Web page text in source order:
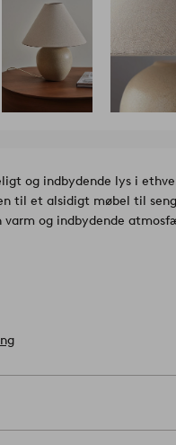
og indbydende lys i
til et alsidigt møbel til
varm og indbydende